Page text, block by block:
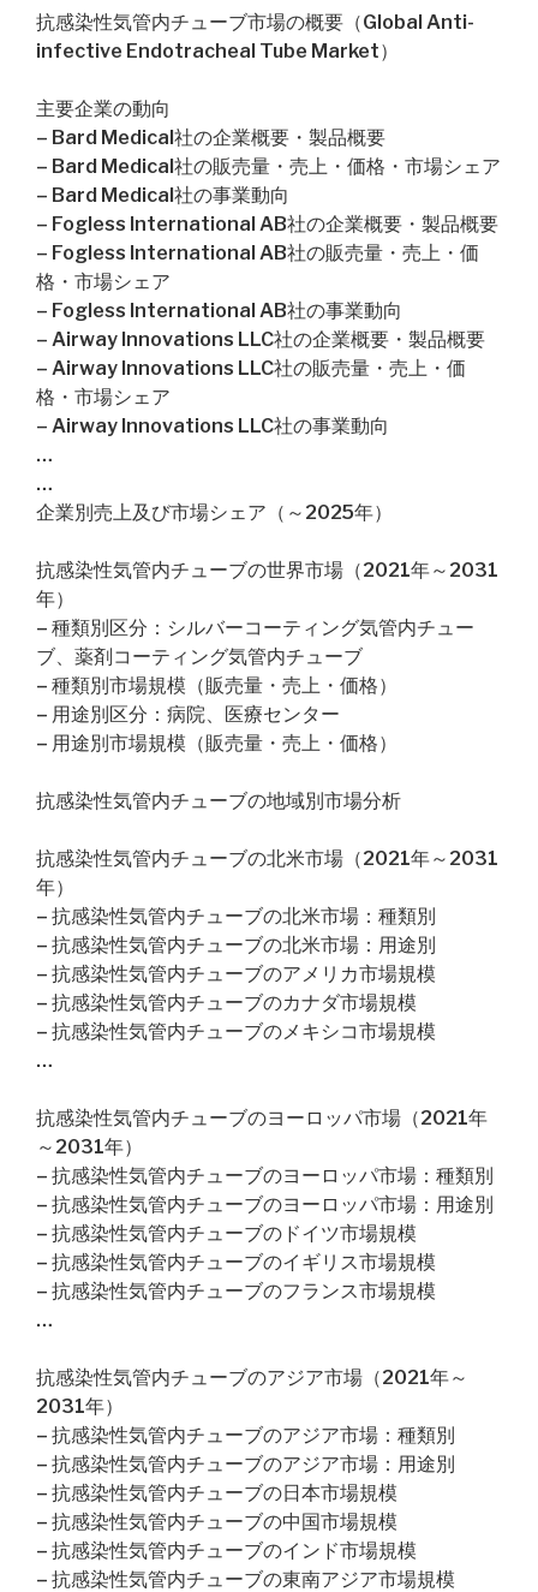
抗感染性気管内チューブ市場の概要（Global Anti-
infective Endotracheal Tube Market）
主要企業の動向
– Bard Medical社の企業概要・製品概要
– Bard Medical社の販売量・売上・価格・市場シェア
– Bard Medical社の事業動向
– Fogless International AB社の企業概要・製品概要
– Fogless International AB社の販売量・売上・価
格・市場シェア
– Fogless International AB社の事業動向
– Airway Innovations LLC社の企業概要・製品概要
– Airway Innovations LLC社の販売量・売上・価
格・市場シェア
– Airway Innovations LLC社の事業動向
…
…
企業別売上及び市場シェア（～2025年）
抗感染性気管内チューブの世界市場（2021年～2031
年）
– 種類別区分：シルバーコーティング気管内チュー
ブ、薬剤コーティング気管内チューブ
– 種類別市場規模（販売量・売上・価格）
– 用途別区分：病院、医療センター
– 用途別市場規模（販売量・売上・価格）
抗感染性気管内チューブの地域別市場分析
抗感染性気管内チューブの北米市場（2021年～2031
年）
– 抗感染性気管内チューブの北米市場：種類別
– 抗感染性気管内チューブの北米市場：用途別
– 抗感染性気管内チューブのアメリカ市場規模
– 抗感染性気管内チューブのカナダ市場規模
– 抗感染性気管内チューブのメキシコ市場規模
…
抗感染性気管内チューブのヨーロッパ市場（2021年
～2031年）
– 抗感染性気管内チューブのヨーロッパ市場：種類別
– 抗感染性気管内チューブのヨーロッパ市場：用途別
– 抗感染性気管内チューブのドイツ市場規模
– 抗感染性気管内チューブのイギリス市場規模
– 抗感染性気管内チューブのフランス市場規模
…
抗感染性気管内チューブのアジア市場（2021年～
2031年）
– 抗感染性気管内チューブのアジア市場：種類別
– 抗感染性気管内チューブのアジア市場：用途別
– 抗感染性気管内チューブの日本市場規模
– 抗感染性気管内チューブの中国市場規模
– 抗感染性気管内チューブのインド市場規模
– 抗感染性気管内チューブの東南アジア市場規模